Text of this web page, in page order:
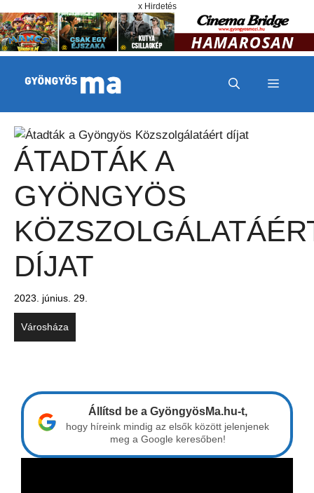
x Hirdetés
MENÜ
ÁTADTÁK A
GYÖNGYÖS
DÍJAT
2023. június. 29.
Városháza
Állítsd be a GyöngyösMa.hu-t,
hogy híreink mindig az elsők között jelenjenek
meg a Google keresőben!